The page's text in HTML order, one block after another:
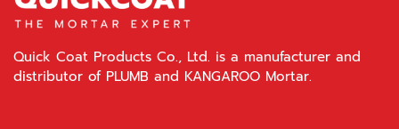
Quick Coat Products Co., Ltd. is a manufacturer and
distributor of PLUMB and KANGAROO Mortar.